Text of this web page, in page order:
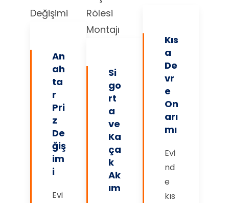
An
ah
ta
r
Pri
z
De
ğiş
im
i
Evi
Si
go
rt
a
ve
Ka
ça
k
Ak
ım
Kıs
a
De
vr
e
On
arı
mı
Evi
nd
e
kıs